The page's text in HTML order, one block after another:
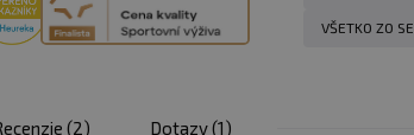
VŠETKO ZO
(2) Dotazy(1)